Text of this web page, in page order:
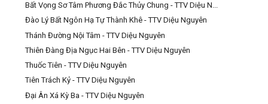
Bất Vọng Sơ Tâm Phương Đắc Thủy Chung - TTV Diệu N...
Đào Lý Bất Ngôn Hạ Tự Thành Khê - TTV Diệu Nguyên
Thánh Đường Nội Tâm - TTV Diệu Nguyên
Thiên Đàng Địa Ngục Hai Bên - TTV Diệu Nguyên
Thuốc Tiên - TTV Diệu Nguyên
Tiên Trách Kỷ - TTV Diệu Nguyên
Đại Ân Xá Kỳ Ba - TTV Diệu Nguyên